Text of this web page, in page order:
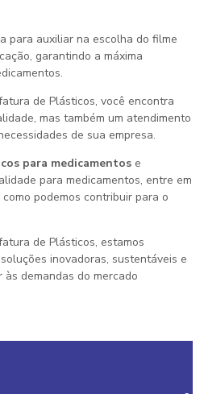
para auxiliar na escolha do filme
garantindo a máxima
de Plásticos, você encontra
mas também um atendimento
de sua empresa.
para medicamentos e
para medicamentos, entre em
podemos contribuir para o
de Plásticos, estamos
inovadoras, sustentáveis e
demandas do mercado